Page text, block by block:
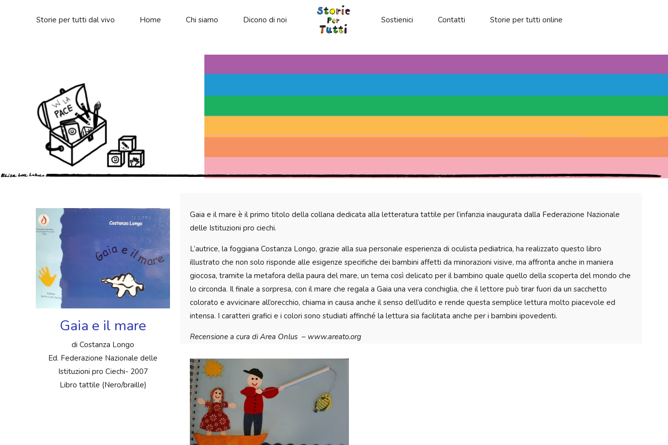
Storie per tutti dal vivo Home Chi siamo Dicono di noi Sostienici Contatti Storie per tutti online
Gaia e il mare
di Costanza Longo
Ed. Federazione Nazionale delle
Istituzioni pro Ciechi- 2007
Libro tattile (Nero/braille)
Gaia e il mare è il primo titolo della collana dedicata alla letteratura tattile per l’infanzia inaugurata dalla Federazione Nazionale
delle Istituzioni pro ciechi.
L’autrice, la foggiana Costanza Longo, grazie alla sua personale esperienza di oculista pediatrica, ha realizzato questo libro
illustrato che non solo risponde alle esigenze specifiche dei bambini affetti da minorazioni visive, ma affronta anche in maniera
giocosa, tramite la metafora della paura del mare, un tema così delicato per il bambino quale quello della scoperta del mondo che
lo circonda. Il finale a sorpresa, con il mare che regala a Gaia una vera conchiglia, che il lettore può tirar fuori da un sacchetto
colorato e avvicinare all’orecchio, chiama in causa anche il senso dell’udito e rende questa semplice lettura molto piacevole ed
intensa. I caratteri grafici e i colori sono studiati affinché la lettura sia facilitata anche per i bambini ipovedenti.
Recensione a cura di Area Onlus – www.areato.org